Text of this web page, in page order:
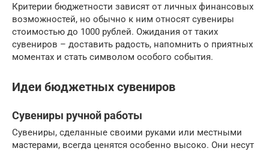
Критерии бюджетности зависят от личных финансовых
возможностей, но обычно к ним относят сувениры
стоимостью до 1000 рублей. Ожидания от таких
сувениров – доставить радость, напомнить о приятных
моментах и стать символом особого события.
Идеи бюджетных сувениров
Сувениры ручной работы
Сувениры, сделанные своими руками или местными
мастерами, всегда ценятся особенно высоко. Они несут